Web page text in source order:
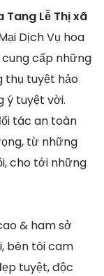
Tang Lễ Thị xã
Dịch Vụ hoa
cấp những
thụ tuyệt hảo
ý tuyệt vời.
tác an toàn
từ những
cho tới những
& ham sở
bên tôi cam
tuyệt, độc